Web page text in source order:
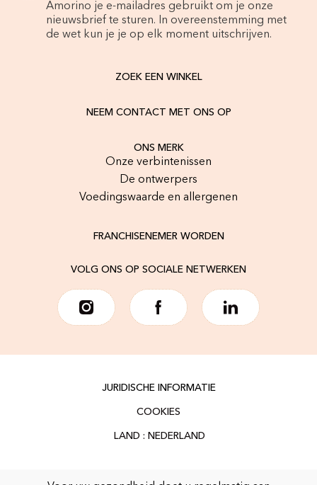
Amorino je e-mailadres gebruikt om je onze
nieuwsbrief te sturen. In overeenstemming met
de wet kun je je op elk moment uitschrijven.
ZOEK EEN WINKEL
NEEM CONTACT MET ONS OP
ONS MERK
Onze verbintenissen
De ontwerpers
Voedingswaarde en allergenen
FRANCHISENEMER WORDEN
VOLG ONS OP SOCIALE NETWERKEN
JURIDISCHE INFORMATIE
COOKIES